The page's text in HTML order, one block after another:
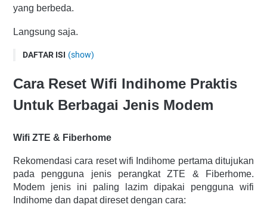
yang berbeda.
Langsung saja.
DAFTAR ISI (show)
Modem
Wifi ZTE & Fiberhome
Modem Huawei
Cara Reset Wifi Indihome Praktis
Untuk Berbagai Jenis Modem
Wifi ZTE & Fiberhome
Rekomendasi cara reset wifi Indihome pertama ditujukan
pada pengguna jenis perangkat ZTE & Fiberhome.
Modem jenis ini paling lazim dipakai pengguna wifi
Indihome dan dapat direset dengan cara: